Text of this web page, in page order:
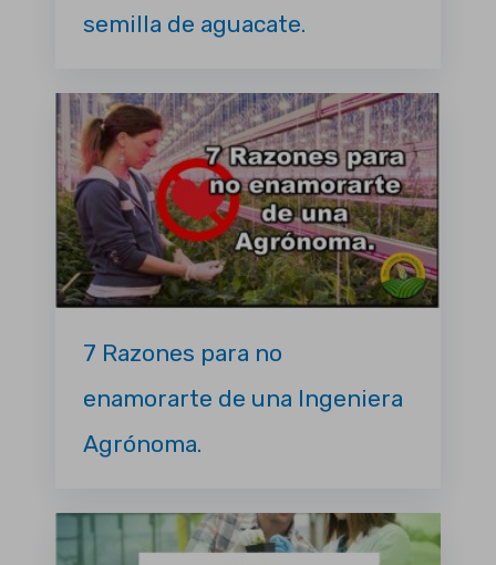
semilla de aguacate.
7 Razones para no
enamorarte de una Ingeniera
Agrónoma.